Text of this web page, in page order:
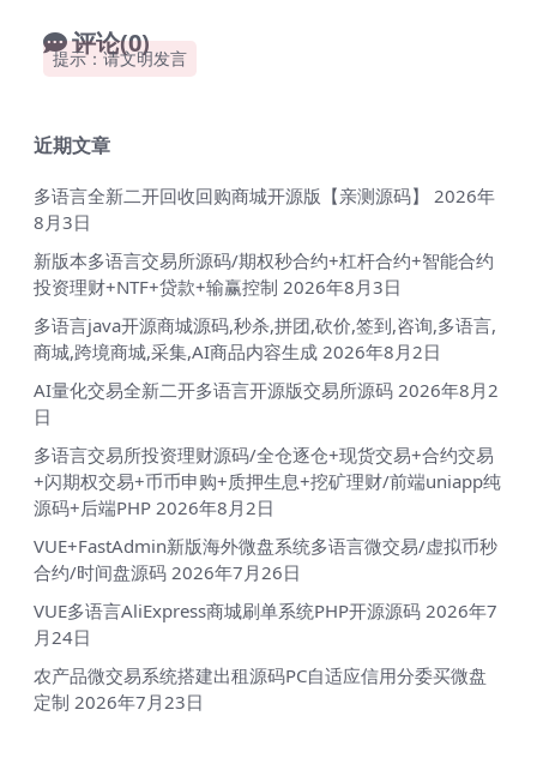
评论(0)
提示：请文明发言
近期文章
多语言全新二开回收回购商城开源版【亲测源码】
2026年
8月3日
新版本多语言交易所源码/期权秒合约+杠杆合约+智能合约
投资理财+NTF+贷款+输赢控制 2026年8月3日
多语言java开源商城源码,秒杀,拼团,砍价,签到,咨询,多语言,
商城,跨境商城,采集,AI商品内容生成 2026年8月2日
AI量化交易全新二开多语言开源版交易所源码 2026年8月2
日
多语言交易所投资理财源码/全仓逐仓+现货交易+合约交易
+闪期权交易+币币申购+质押生息+挖矿理财/前端uniapp纯
源码+后端PHP 2026年8月2日
VUE+FastAdmin新版海外微盘系统多语言微交易/虚拟币秒
合约/时间盘源码 2026年7月26日
VUE多语言AliExpress商城刷单系统PHP开源源码 2026年7
月24日
农产品微交易系统搭建出租源码PC自适应信用分委买微盘
定制 2026年7月23日